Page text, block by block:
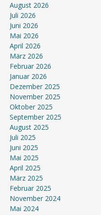
August 2026
Juli 2026
Juni 2026
Mai 2026
April 2026
März 2026
Februar 2026
Januar 2026
Dezember 2025
November 2025
Oktober 2025
September 2025
August 2025
Juli 2025
Juni 2025
Mai 2025
April 2025
März 2025
Februar 2025
November 2024
Mai 2024